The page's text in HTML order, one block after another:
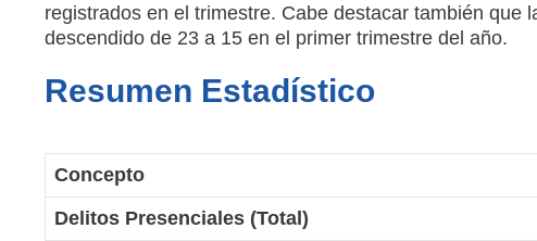
registrados en el trimestre. Cabe destacar también que
descendido de 23 a 15 en el primer trimestre del año.
Resumen Estadístico
Concepto
Delitos Presenciales (Total)